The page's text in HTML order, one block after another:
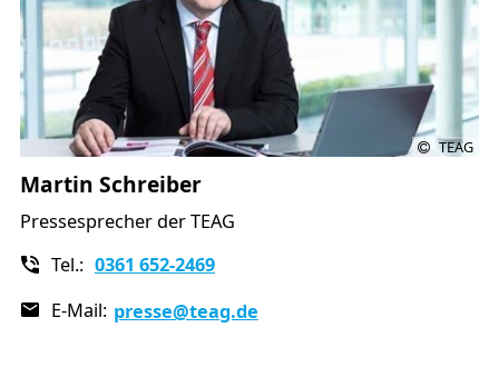
TEAG
Martin Schreiber
Pressesprecher der TEAG
Tel.: 0361 652-2469
E-Mail: presse@teag.de